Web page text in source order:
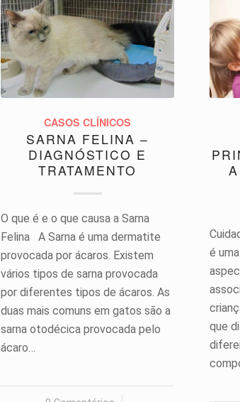
CASOS CLÍNICOS
SARNA FELINA –
DIAGNÓSTICO E
TRATAMENTO
O que é e o que causa a Sarna
Felina A Sarna é uma dermatite
provocada por ácaros. Existem
vários tipos de sarna provocada
por diferentes tipos de ácaros. As
duas mais comuns em gatos são a
sarna otodécica provocada pelo
ácaro…
é
que